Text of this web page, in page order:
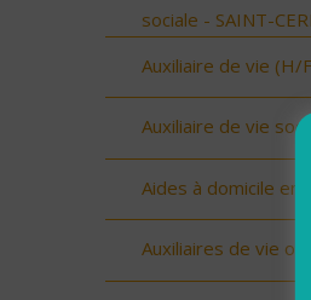
sociale - SAINT-
Auxiliaire de vie (H/
Auxiliaire de vie
Aides à domicile
Auxiliaires de vie ou